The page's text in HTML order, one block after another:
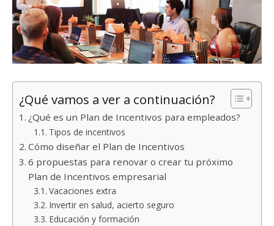
¿Qué vamos a ver a continuación?
¿Qué es un Plan de Incentivos para empleados?
Tipos de incentivos
Cómo diseñar el Plan de Incentivos
6 propuestas para renovar o crear tu próximo
Plan de Incentivos empresarial
Vacaciones extra
Invertir en salud, acierto seguro
Educación y formación